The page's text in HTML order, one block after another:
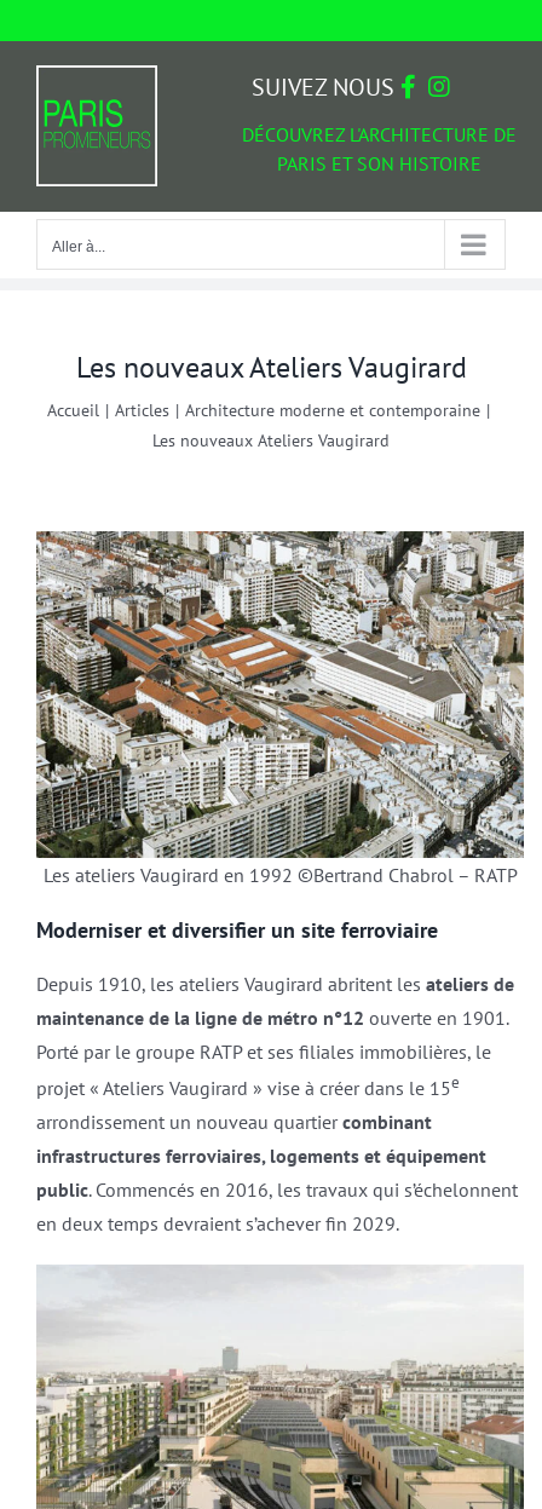
Aller à...
DÉCOUVREZ L'ARCHITECTURE DE
PARIS ET SON HISTOIRE
SUIVEZ NOUS
Aller à...
Les nouveaux Ateliers Vaugirard
Accueil | Articles | Architecture moderne et contemporaine |
Les nouveaux Ateliers Vaugirard
Les ateliers Vaugirard en 1992 ©Bertrand Chabrol – RATP
Moderniser et diversifier un site ferroviaire
Depuis 1910, les ateliers Vaugirard abritent les ateliers de
maintenance de la ligne de métro n°12 ouverte en 1901.
Porté par le groupe RATP et ses filiales immobilières, le
projet « Ateliers Vaugirard » vise à créer dans le 15e
arrondissement un nouveau quartiercombinant
infrastructures ferroviaires, logements et équipement
public. Commencés en 2016, les travaux qui s’échelonnent
en deux temps devraient s’achever fin 2029.